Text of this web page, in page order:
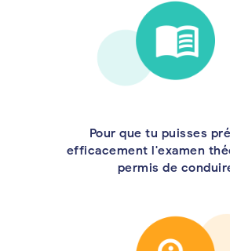
Pour que tu puisses
efficacement l'examen
permis de